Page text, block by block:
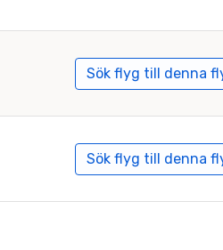
Sök flyg till denna
Sök flyg till denna